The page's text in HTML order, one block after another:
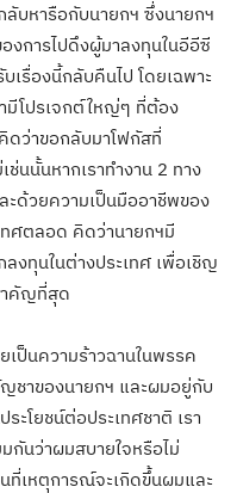
บหารือกับนายกฯ ซึ่งนายกฯ
งการไปดึงผู้มาลงทุนในอีอีซี
เรื่องนี้กลับคืนไป โดยเฉพาะ
มีโปรเจกต์ใหญ่ๆ ที่ต้อง
ดว่าขอกลับมาโฟกัสที่
ช่นนั้นหากเราทำงาน 2 ทาง
ะด้วยความเป็นมืออาชีพของ
ทศตลอด คิดว่านายกฯมี
งทุนในต่างประเทศ เพื่อเชิญ
ำคัญที่สุด
เป็นความร้าวฉานในพรรค
ชาของนายกฯ และผมอยู่กับ
ะโยชน์ต่อประเทศชาติ เรา
กันว่าผมสบายใจหรือไม่
ที่เหตุการณ์จะเกิดขึ้นผมและ